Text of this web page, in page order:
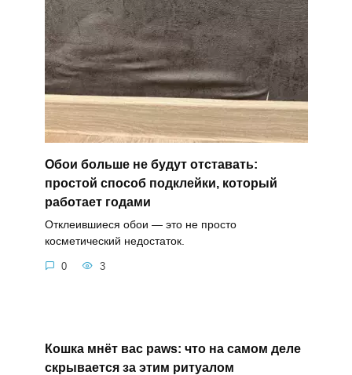
Обои больше не будут отставать:
простой способ подклейки, который
работает годами
Отклеившиеся обои — это не просто
косметический недостаток.
0 3
Кошка мнёт вас paws: что на самом деле
скрывается за этим ритуалом